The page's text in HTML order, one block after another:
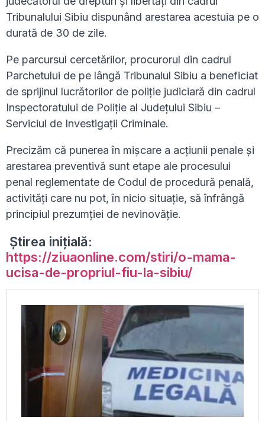
Tribunalului Sibiu dispunând arestarea acestuia pe o
durată de 30 de zile.
Pe parcursul cercetărilor, procurorul din cadrul
Parchetului de pe lângă Tribunalul Sibiu a beneficiat
de sprijinul lucrătorilor de poliție judiciară din cadrul
Inspectoratului de Poliţie al Judeţului Sibiu –
Serviciul de Investigații Criminale.
Precizăm că punerea în mişcare a acţiunii penale şi
arestarea preventivă sunt etape ale procesului
penal reglementate de Codul de procedură penală,
activităţi care nu pot, în nicio situație, să înfrângă
principiul prezumției de nevinovăție.
Știrea inițială:
https://ziuaonline.com/stiri/o-mama-
ucisa-de-propriul-fiu-la-sibiu/